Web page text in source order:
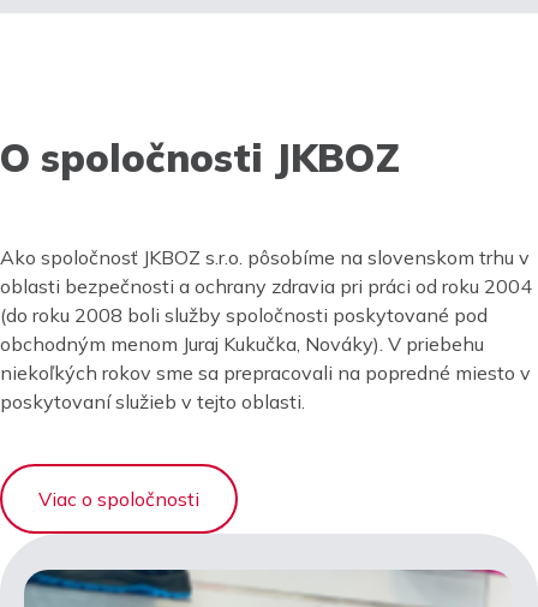
O spoločnosti JKBOZ
Ako spoločnosť JKBOZ s.r.o. pôsobíme na slovenskom trhu v
oblasti bezpečnosti a ochrany zdravia pri práci od roku 2004
(do roku 2008 boli služby spoločnosti poskytované pod
obchodným menom Juraj Kukučka, Nováky). V priebehu
niekoľkých rokov sme sa prepracovali na popredné miesto v
poskytovaní služieb v tejto oblasti.
Viac o spoločnosti